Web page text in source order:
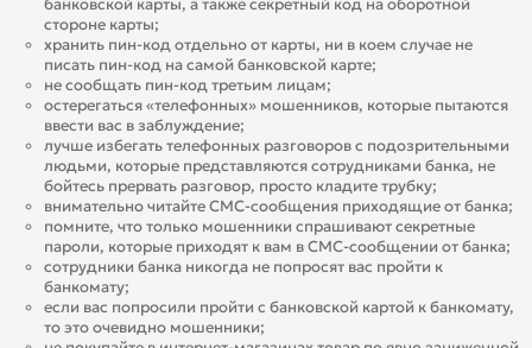
стороне карты;
хранить пин-код отдельно от карты, ни в коем случае не
писать пин-код на самой банковской карте;
не сообщать пин-код третьим лицам;
остерегаться «телефонных» мошенников, которые пытаются
ввести вас в заблуждение;
лучше избегать телефонных разговоров с подозрительными
людьми, которые представляются сотрудниками банка, не
бойтесь прервать разговор, просто кладите трубку;
внимательно читайте СМС-сообщения приходящие от банка;
помните, что только мошенники спрашивают секретные
пароли, которые приходят к вам в СМС-сообщении от банка;
сотрудники банка никогда не попросят вас пройти к
банкомату;
если вас попросили пройти с банковской картой к банкомату,
то это очевидно мошенники;